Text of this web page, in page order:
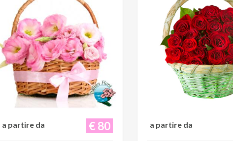
€ 80
a partire da a partire da